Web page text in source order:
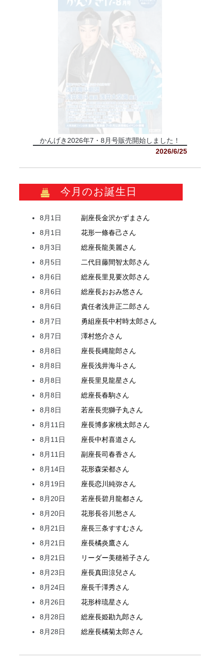
かんげき2026年7・8月号販売開始しました！
2026/6/25
今月のお誕生日
8月1日 副座長金沢かずま さん
8月1日
花形一條春己さん
8月3日
総座長龍美麗さん
8月5日
二代目藤間智太郎さん
8月6日
総座長里見要次郎さん
8月6日
総座長おおみ悠さん
8月6日
責任者浅井正二郎さん
8月7日
勇組座長中村時太郎さん
8月7日
澤村悠介さん
8月8日
座長長縄龍郎さん
8月8日
座長浅井海斗さん
8月8日
座長里見龍星さん
8月8日
総座長春駒さん
8月8日
若座長兜獅子丸さん
8月11日
座長博多家桃太郎さん
8月11日
座長中村喜道さん
8月11日
副座長司春香さん
8月14日
花形森栄都さん
8月19日
座長恋川純弥さん
8月20日
若座長碧月龍都さん
8月20日
花形長谷川愁さん
8月21日
座長三条すすむさん
8月21日
座長橘炎鷹さん
8月21日
リーダー美穂裕子さん
8月23日
座長真田涼兒さん
8月24日
座長千澤秀さん
8月26日
花形梓琉星さん
8月28日
総座長姫勘九郎さん
8月28日
総座長橘菊太郎さん